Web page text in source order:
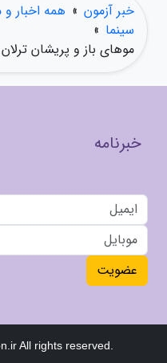
خبر آزمون » همه اخبار و
سینما »
موهای باز و پریشان
خبرنامه
عضویت
All rights reserved.